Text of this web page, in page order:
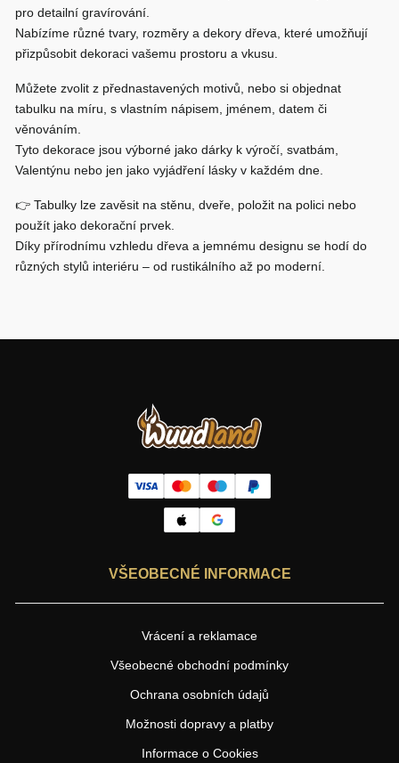
pro detailní gravírování.
Nabízíme různétvary, rozměry a dekory dřeva , které umožňují
přizpůsobit dekoraci vašemu prostoru a vkusu.
Můžete zvolit z přednastavených motivů, nebo si objednat
tabulku na míru , s vlastním nápisem, jménem, datem či
věnováním.
Tyto dekorace jsou výborné jako dárky k výročí, svatbám,
Valentýnu nebo jen jako vyjádření lásky v každém dne.
👉 Tabulky lze zavěsit na stěnu, dveře, položit na polici nebo
použít jako dekorační prvek.
Díky přírodnímu vzhledu dřeva a jemnému designu se hodí do
různých stylů interiéru – od rustikálního až po moderní.
VŠEOBECNÉ INFORMACE
Vrácení a reklamace
Všeobecné obchodní podmínky
Ochrana osobních údajů
Možnosti dopravy a platby
Informace o Cookies